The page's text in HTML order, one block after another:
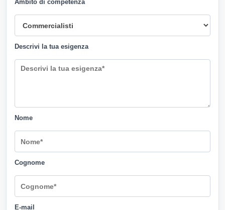
Ambito di competenza
Descrivi la tua esigenza
Nome
Cognome
E-mail